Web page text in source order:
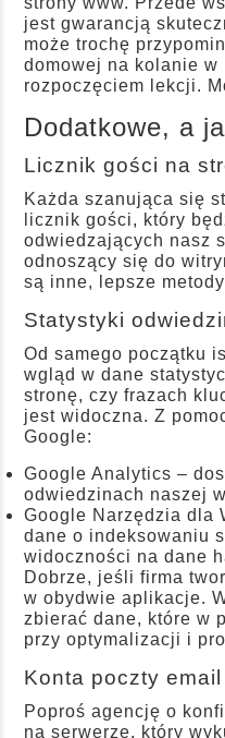
jest gwarancją
może trochę
domowej na kolanie w
rozpoczęciem lekcji.
Dodatkowe, a
Licznik gości na
Każda szanująca się
licznik gości, który
odwiedzających nasz
odnoszący się do
są inne, lepsze
Statystyki
Od samego początku
wgląd w dane
stronę, czy frazach
jest widoczna. Z
Google:
Google Analytics –
odwiedzinach naszej
Google Narzędzia dla
dane o indeksowaniu
widoczności na dane
Dobrze, jeśli firma
w obydwie aplikacje.
zbierać dane, które w
przy optymalizacji i
Konta poczty email
Poproś agencję o
na serwerze, który